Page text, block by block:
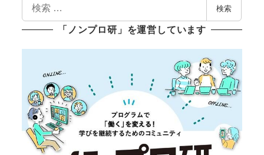
索
検索
「ノンプロ研」を運営しています